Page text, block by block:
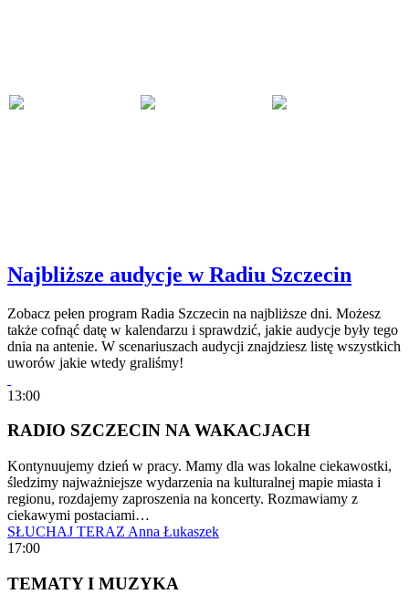
Najbliższe audycje w Radiu Szczecin
Zobacz pełen program Radia Szczecin na najbliższe dni. Możesz
także cofnąć datę w kalendarzu i sprawdzić, jakie audycje były tego
dnia na antenie. W scenariuszach audycji znajdziesz listę wszystkich
uworów jakie wtedy graliśmy!
13:00
RADIO SZCZECIN NA WAKACJACH
Kontynuujemy dzień w pracy. Mamy dla was lokalne ciekawostki,
śledzimy najważniejsze wydarzenia na kulturalnej mapie miasta i
regionu, rozdajemy zaproszenia na koncerty. Rozmawiamy z
ciekawymi postaciami…
SŁUCHAJ TERAZ Anna Łukaszek
17:00
TEMATY I MUZYKA